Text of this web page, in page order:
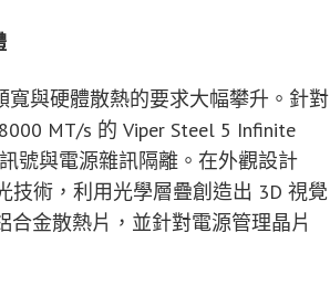
寬與硬體散熱的要求大幅攀升。針對
MT/s 的 Viper Steel 5 Infinite
號與電源雜訊隔離。在外觀設計
技術，利用光學層疊創造出 3D 視覺
金散熱片，並針對電源管理晶片